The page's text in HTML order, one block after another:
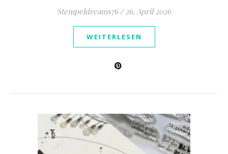
Stempeldreams76 / 26. April 2026
WEITERLESEN